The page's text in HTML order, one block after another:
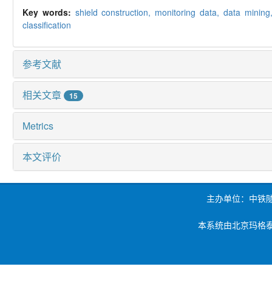
Key words: shield construction, monitoring data, data
classification
参考文献
相关文章 15
Metrics
本文评价
主办单位：中铁
本系统由北京玛格